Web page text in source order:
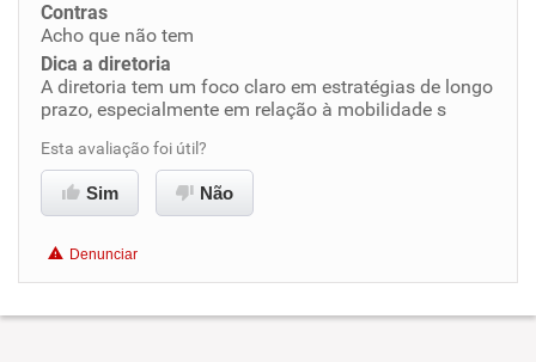
Benefícios
Recomenda esta empresa
Recomenda a diretoria
Contras
Acho que não tem
Dica a diretoria
A diretoria tem um foco claro em estratégias de longo
prazo, especialmente em relação à mobilidade s
Esta avaliação foi útil?
Sim Não
Denunciar